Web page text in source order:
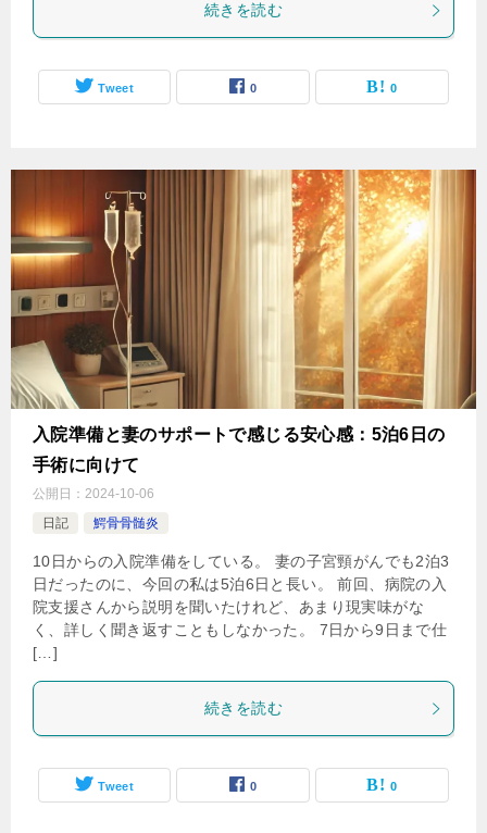
続きを読む
Tweet 0 0
入院準備と妻のサポートで感じる安心感：5泊6日の
手術に向けて
公開日： 2024-10-06
日記
鰐骨骨髄炎
10日からの入院準備をしている。 妻の子宮頸がんでも2泊3
日だったのに、今回の私は5泊6日と長い。 前回、病院の入
院支援さんから説明を聞いたけれど、あまり現実味がな
く、詳しく聞き返すこともしなかった。 7日から9日まで仕
[…]
続きを読む
Tweet 0 0